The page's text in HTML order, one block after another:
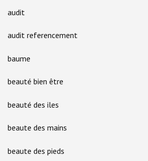
audit
audit referencement
baume
beauté bien être
beauté des iles
beaute des mains
beaute des pieds